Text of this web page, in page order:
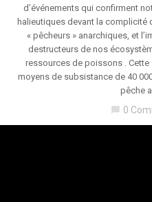
d’événements qui confirment
halieutiques devant la
« pêcheurs » anarchiques, et
destructeurs de nos
ressources de poissons .
moyens de subsistance de 40
pêche
0